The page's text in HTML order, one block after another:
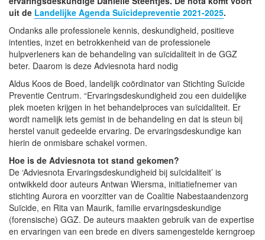
uit de Landelijke Agenda Suïcidepreventie 2021-2025.
Ondanks alle professionele kennis, deskundigheid, positieve
intenties, inzet en betrokkenheid van de professionele
hulpverleners kan de behandeling van suïcidaliteit in de GGZ
beter. Daarom is deze Adviesnota hard nodig
Aldus Koos de Boed, landelijk coördinator van Stichting Suïcide
Preventie Centrum. “Ervaringsdeskundigheid zou een duidelijke
plek moeten krijgen in het behandelproces van suïcidaliteit. Er
wordt namelijk iets gemist in de behandeling en dat is steun bij
herstel vanuit gedeelde ervaring. De ervaringsdeskundige kan
hierin de onmisbare schakel vormen.
Hoe is de Adviesnota tot stand gekomen?
De ‘Adviesnota Ervaringsdeskundigheid bij suïcidaliteit’ is
ontwikkeld door auteurs Antwan Wiersma, initiatiefnemer van
stichting Aurora en voorzitter van de Coalitie Nabestaandenzorg
Suïcide, en Rita van Maurik, familie ervaringsdeskundige
(forensische) GGZ. De auteurs maakten gebruik van de expertise
en ervaringen van een brede en divers samengestelde kerngroep